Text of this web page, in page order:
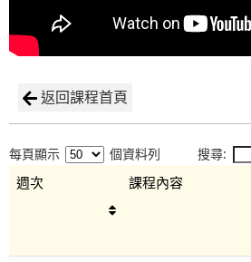
返回課程首頁
每頁顯示 個資料列 搜尋:
週次 課程內容